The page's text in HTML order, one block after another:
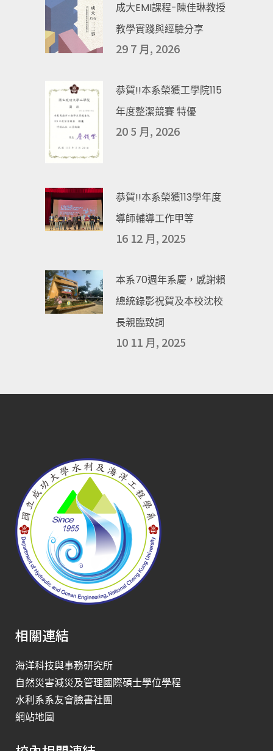
成大EMI課程-陳佳琳教授
教學實踐與經驗分享
29 7 月, 2026
恭賀!!本系榮獲工學院115
年度整潔競賽 特優
20 5 月, 2026
恭賀!!本系榮獲113學年度
導師輔導工作甲等
16 12 月, 2025
本系70週年系慶，感謝賴
總統錄影祝賀及本校沈校
長親臨致詞
10 11 月, 2025
相關連結
海洋科技與事務研究所
自然災害減災及管理國際碩士學位學程
水利系系友會臉書社團
網站地圖